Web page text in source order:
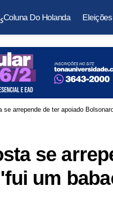
Coluna Do Holanda
se arrepende de ter apoiado
se
um